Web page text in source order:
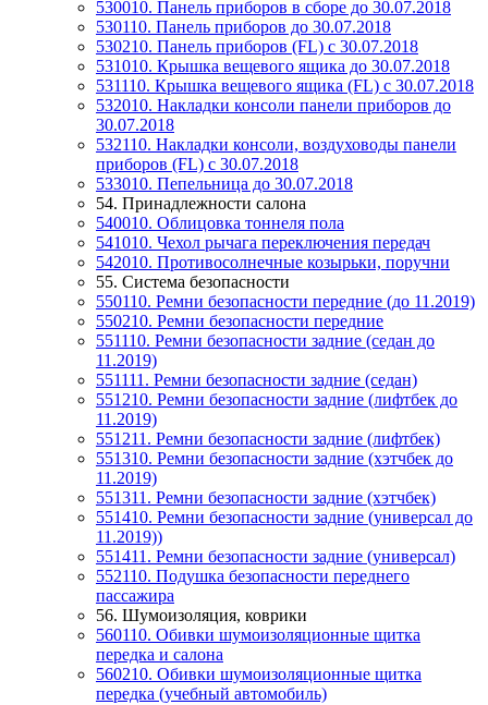
530010. Панель приборов в сборе до 30.07.2018
530110. Панель приборов до 30.07.2018
530210. Панель приборов (FL) c 30.07.2018
531010. Крышка вещевого ящика до 30.07.2018
531110. Крышка вещевого ящика (FL) c 30.07.2018
532010. Накладки консоли панели приборов до
30.07.2018
532110. Накладки консоли, воздуховоды панели
приборов (FL) c 30.07.2018
533010. Пепельница до 30.07.2018
54. Принадлежности салона
540010. Облицовка тоннеля пола
541010. Чехол рычага переключения передач
542010. Противосолнечные козырьки, поручни
55. Система безопасности
550110. Ремни безопасности передние (до 11.2019)
550210. Ремни безопасности передние
551110. Ремни безопасности задние (седан до
11.2019)
551111. Ремни безопасности задние (седан)
551210. Ремни безопасности задние (лифтбек до
11.2019)
551211. Ремни безопасности задние (лифтбек)
551310. Ремни безопасности задние (хэтчбек до
11.2019)
551311. Ремни безопасности задние (хэтчбек)
551410. Ремни безопасности задние (универсал до
11.2019))
551411. Ремни безопасности задние (универсал)
552110. Подушка безопасности переднего
пассажира
56. Шумоизоляция, коврики
560110. Обивки шумоизоляционные щитка
передка и салона
560210. Обивки шумоизоляционные щитка
передка (учебный автомобиль)